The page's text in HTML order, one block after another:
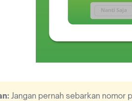
Jangan pernah sebarkan nomor